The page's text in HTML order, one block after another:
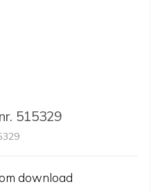
515329
download